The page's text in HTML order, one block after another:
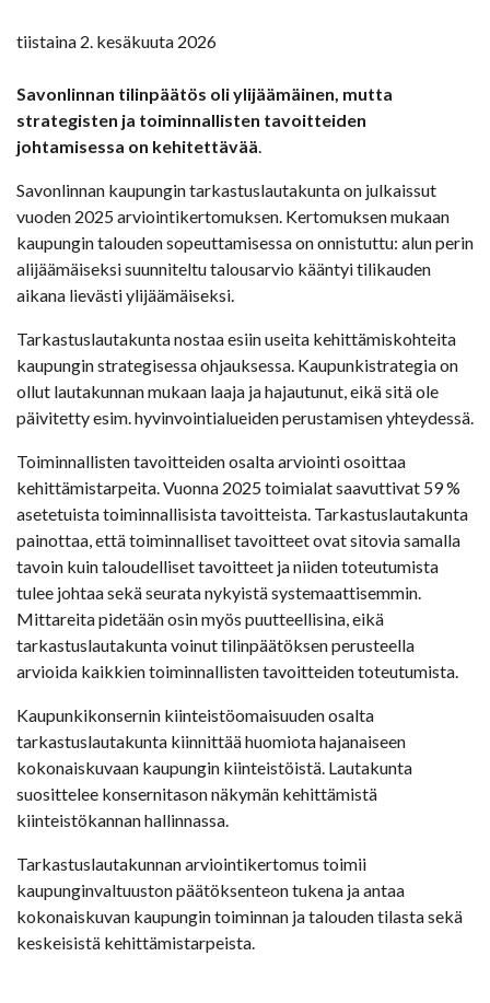
tiistaina 2. kesäkuuta 2026
Savonlinnan tilinpäätös oli ylijäämäinen, mutta
strategisten ja toiminnallisten tavoitteiden
johtamisessa on kehitettävää.
Savonlinnan kaupungin tarkastuslautakunta on julkaissut
vuoden 2025 arviointikertomuksen. Kertomuksen mukaan
kaupungin talouden sopeuttamisessa on onnistuttu: alun perin
alijäämäiseksi suunniteltu talousarvio kääntyi tilikauden
aikana lievästi ylijäämäiseksi.
Tarkastuslautakunta nostaa esiin useita kehittämiskohteita
kaupungin strategisessa ohjauksessa. Kaupunkistrategia on
ollut lautakunnan mukaan laaja ja hajautunut, eikä sitä ole
päivitetty esim. hyvinvointialueiden perustamisen yhteydessä.
Toiminnallisten tavoitteiden osalta arviointi osoittaa
kehittämistarpeita. Vuonna 2025 toimialat saavuttivat 59 %
asetetuista toiminnallisista tavoitteista. Tarkastuslautakunta
painottaa, että toiminnalliset tavoitteet ovat sitovia samalla
tavoin kuin taloudelliset tavoitteet ja niiden toteutumista
tulee johtaa sekä seurata nykyistä systemaattisemmin.
Mittareita pidetään osin myös puutteellisina, eikä
tarkastuslautakunta voinut tilinpäätöksen perusteella
arvioida kaikkien toiminnallisten tavoitteiden toteutumista.
Kaupunkikonsernin kiinteistöomaisuuden osalta
tarkastuslautakunta kiinnittää huomiota hajanaiseen
kokonaiskuvaan kaupungin kiinteistöistä. Lautakunta
suosittelee konsernitason näkymän kehittämistä
kiinteistökannan hallinnassa.
Tarkastuslautakunnan arviointikertomus toimii
kaupunginvaltuuston päätöksenteon tukena ja antaa
kokonaiskuvan kaupungin toiminnan ja talouden tilasta sekä
keskeisistä kehittämistarpeista.